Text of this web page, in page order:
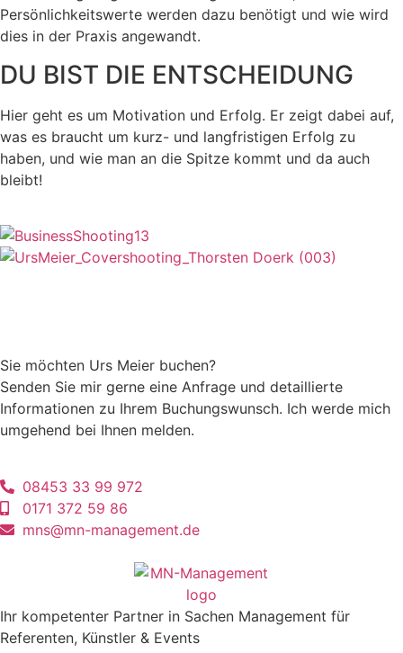
Persönlichkeitswerte werden dazu benötigt und wie wird
dies in der Praxis angewandt.
DU BIST DIE ENTSCHEIDUNG
Hier geht es um Motivation und Erfolg. Er zeigt dabei auf,
was es braucht um kurz- und langfristigen Erfolg zu
haben, und wie man an die Spitze kommt und da auch
bleibt!
Sie möchten Urs Meier buchen?
Senden Sie mir gerne eine Anfrage und detaillierte
Informationen zu Ihrem Buchungswunsch. Ich werde mich
umgehend bei Ihnen melden.
08453 33 99 972
0171 372 59 86
mns@mn-management.de
Ihr kompetenter Partner in Sachen Management für
Referenten, Künstler & Events